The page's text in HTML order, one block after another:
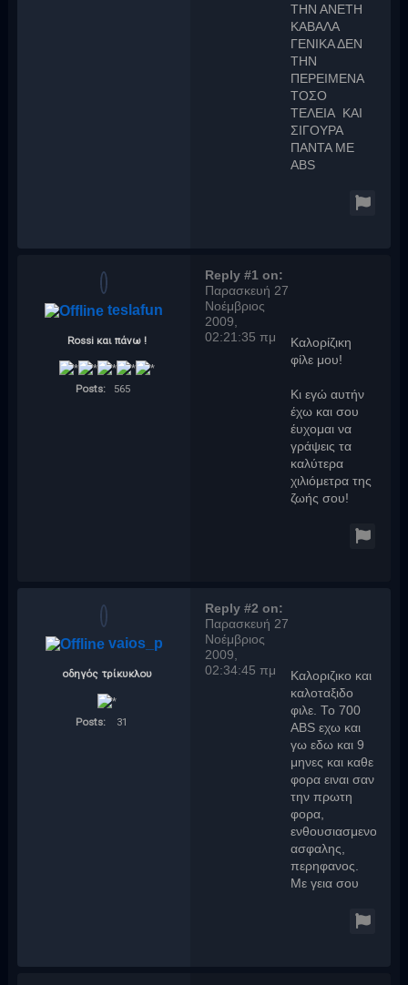
ΤΗΝ ΑΝΕΤΗ
ΚΑΒΑΛΑ
ΓΕΝΙΚΑ ΔΕΝ
ΤΗΝ
ΠΕΡΕΙΜΕΝΑ
ΤΟΣΟ
ΤΕΛΕΙΑ ΚΑΙ
ΣΙΓΟΥΡΑ
ΠΑΝΤΑ ΜΕ
ABS
teslafun
Rossi και πάνω !
Posts: 565
Reply #1 on:
Παρασκευή 27
Νοέμβριος
2009,
02:21:35 πμ
Καλορίζικη
φίλε μου!
Κι εγώ αυτήν
έχω και σου
έυχομαι να
γράψεις τα
καλύτερα
χιλιόμετρα της
ζωής σου!
vaios_p
οδηγός τρίκυκλου
Posts: 31
Reply #2 on:
Παρασκευή 27
Νοέμβριος
2009,
02:34:45 πμ
Καλοριζικο και
καλοταξιδο
φιλε. Το 700
ABS εχω και
γω εδω και 9
μηνες και καθε
φορα ειναι σαν
την πρωτη
φορα,
ενθουσιασμενος,
ασφαλης,
περηφανος.
Με γεια σου